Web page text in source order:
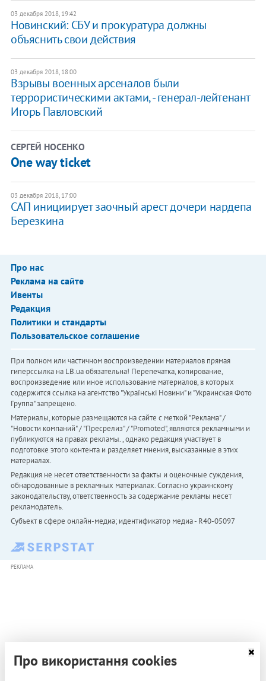
03 декабря 2018, 19:42
Новинский: СБУ и прокуратура должны
объяснить свои действия
03 декабря 2018, 18:00
Взрывы военных арсеналов были
террористическими актами, - генерал-лейтенант
Игорь Павловский
СЕРГЕЙ НОСЕНКО
One way ticket
03 декабря 2018, 17:00
САП инициирует заочный арест дочери нардепа
Березкина
Про нас
Реклама на сайте
Ивенты
Редакция
Политики и стандарты
Пользовательское соглашение
При полном или частичном воспроизведении материалов прямая
гиперссылка на LB.ua обязательна! Перепечатка, копирование,
воспроизведение или иное использование материалов, в которых
содержится ссылка на агентство "Українськi Новини" и "Украинская Фото
Группа" запрещено.
Материалы, которые размещаются на сайте с меткой "Реклама" /
"Новости компаний" / "Пресрелиз" / "Promoted", являются рекламными и
публикуются на правах рекламы. , однако редакция участвует в
подготовке этого контента и разделяет мнения, высказанные в этих
материалах.
Редакция не несет ответственности за факты и оценочные суждения,
обнародованные в рекламных материалах. Согласно украинскому
законодательству, ответственность за содержание рекламы несет
рекламодатель.
Субъект в сфере онлайн-медиа; идентификатор медиа - R40-05097
РЕКЛАМА
Про використання cookies